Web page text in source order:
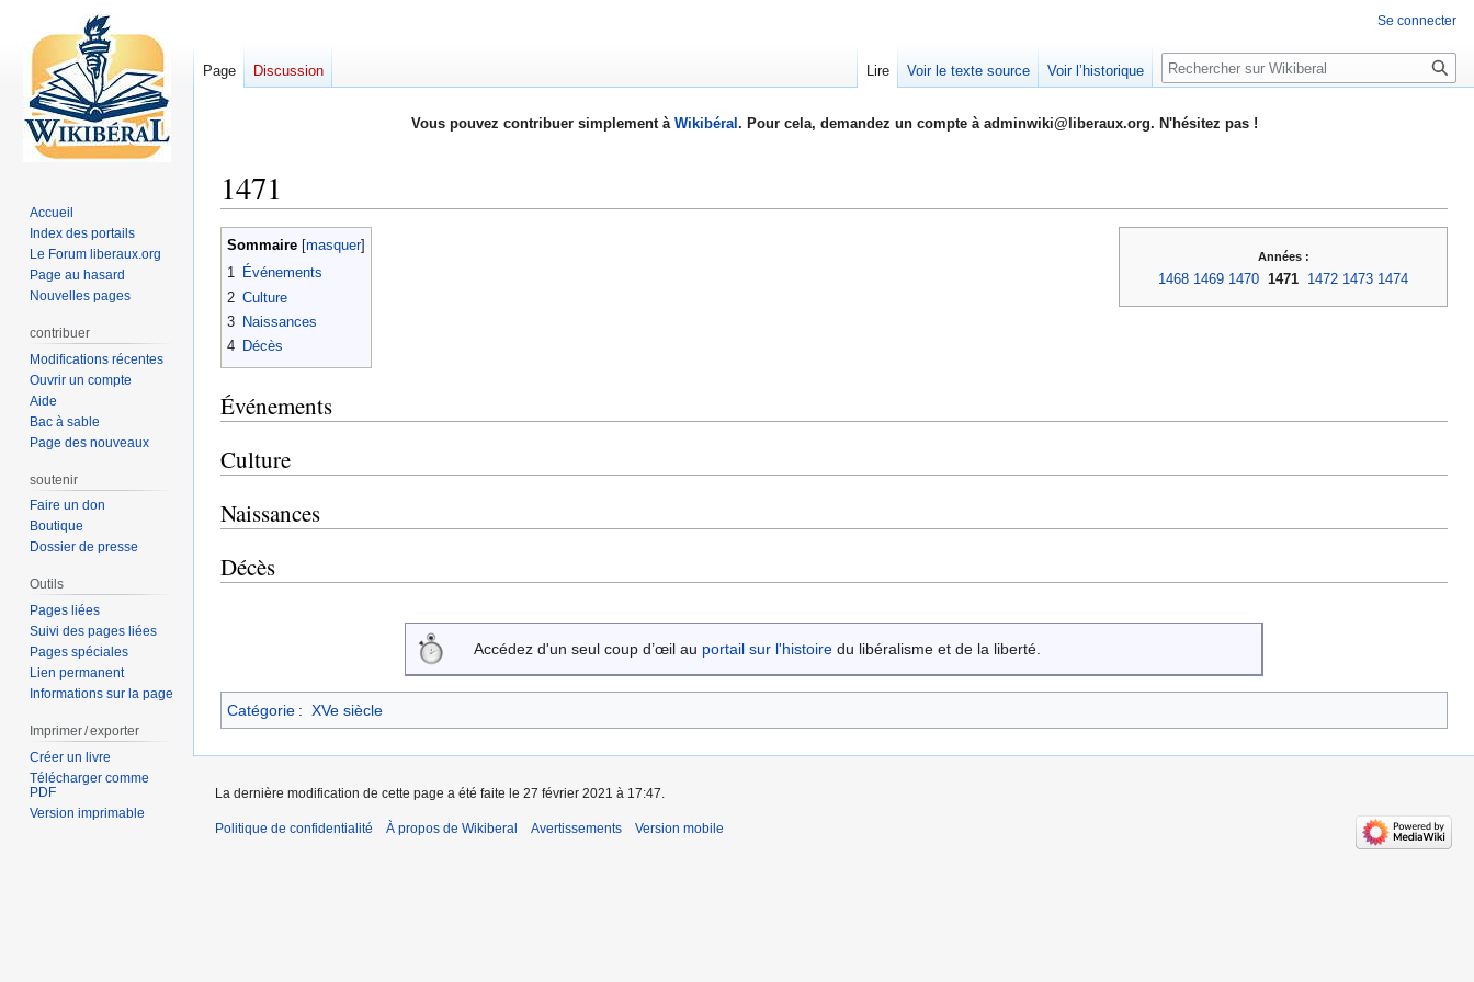
Vous pouvez contribuer simplement à Wikibéral . Pour cela, demandez un compte à adminwiki@liberaux.org. N'hésitez pas !
1471
Aller
Aller
Années :
1468 1469 1470 1471 1472 1473 1474
Sommaire
1 Événements
2 Culture
3 Naissances
4 Décès
Événements
Culture
Naissances
Décès
Accédez d'un seul coup d’œil au portail sur l'histoire du libéralisme et de la liberté.
Catégorie : XVe siècle
Se connecter
Page Discussion Lire Voir le texte source Voir l’historique Rechercher
Accueil
Index des portails
Le Forum liberaux.org
Page au hasard
Nouvelles pages
contribuer
Modifications récentes
Ouvrir un compte
Aide
Bac à sable
Page des nouveaux
soutenir
Faire un don
Boutique
Dossier de presse
Outils
Pages liées
Suivi des pages liées
Pages spéciales
Lien permanent
Informations sur la page
Imprimer / exporter
Créer un livre
Télécharger comme
PDF
Version imprimable
La dernière modification de cette page a été faite le 27 février 2021 à 17:47.
Politique de confidentialité À propos de Wikiberal Avertissements Version mobile